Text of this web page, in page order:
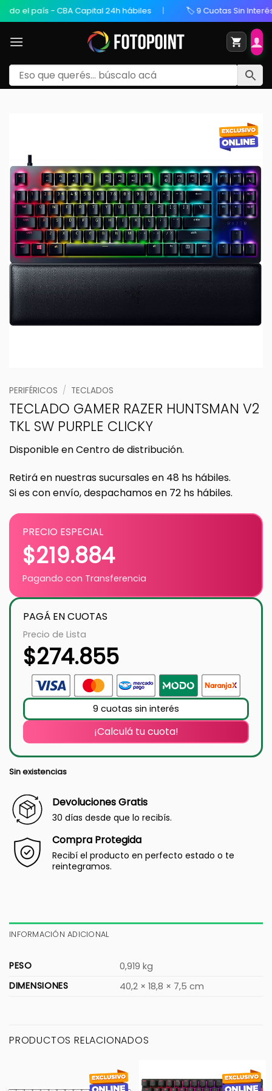
el país - CBA Capital 24h hábiles 🏷️ 9 Cuotas Sin Interés /
PERIFÉRICOS / TECLADOS
TECLADO GAMER RAZER HUNTSMAN V2
TKL SW PURPLE CLICKY
Disponible en Centro de distribución.
Retirá en nuestras sucursales en 48 hs hábiles.
Si es con envío, despachamos en 72 hs hábiles.
PRECIO ESPECIAL
$219.884
Pagando con Transferencia
PAGÁ EN CUOTAS
Precio de Lista
$274.855
9 cuotas sin interés
¡Calculá tu cuota!
Sin existencias
Devoluciones Gratis
30 días desde que lo recibís.
Compra Protegida
Recibí el producto en perfecto estado o te
reintegramos.
INFORMACIÓN ADICIONAL
PESO
0,919 kg
DIMENSIONES
40,2 × 18,8 × 7,5 cm
PRODUCTOS RELACIONADOS